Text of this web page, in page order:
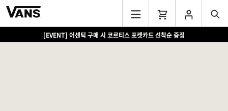
[EVENT] 어센틱 구매 시 코르티스 포켓카드 선착순 증정
[EVENT] 15만원 이상 구매 시 쿨러백 증정